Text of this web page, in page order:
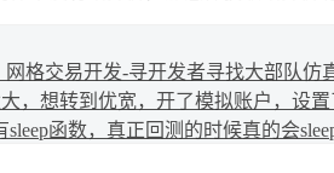
网格交易开发-寻开发者寻找大部队仿
，想转到优宽，开了模拟账户，设
sleep函数，真正回测的时候真的会